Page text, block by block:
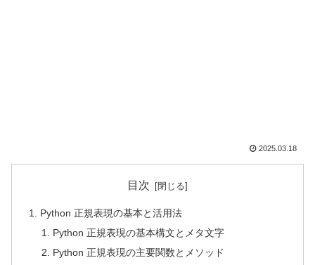
2025.03.18
目次
Python 正規表現の基本と活用法
Python 正規表現の基本構文とメタ文字
Python 正規表現の主要関数とメソッド